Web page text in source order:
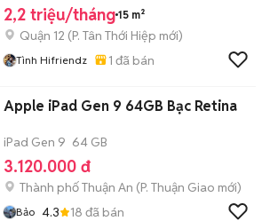
2,2 triệu/tháng 15 m²
Quận 12 (P. Tân Thới Hiệp mới)
Tình Hifriendz 1 đã bán
Apple iPad Gen 9 64GB Bạc Retina
iPad Gen 9 64 GB
3.120.000 đ
Thành phố Thuận An (P. Thuận Giao mới)
Bảo 4.3 18 đã bán